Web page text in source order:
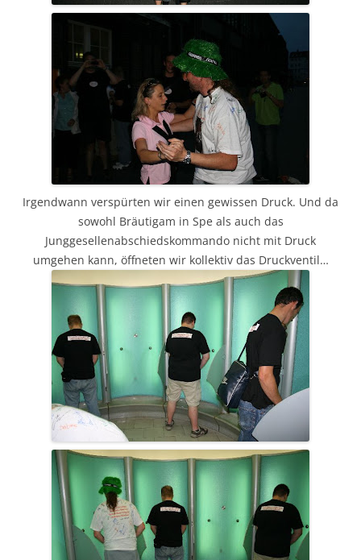
Irgendwann verspürten wir einen gewissen Druck. Und da
sowohl Bräutigam in Spe als auch das
Junggesellenabschiedskommando nicht mit Druck
umgehen kann, öffneten wir kollektiv das Druckventil…